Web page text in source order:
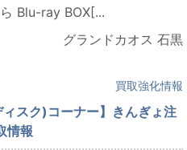
Blu-ray BOX[...
グランドカオス 石黒
買取強化情報
ィスク)コーナー】きんぎょ注
情報